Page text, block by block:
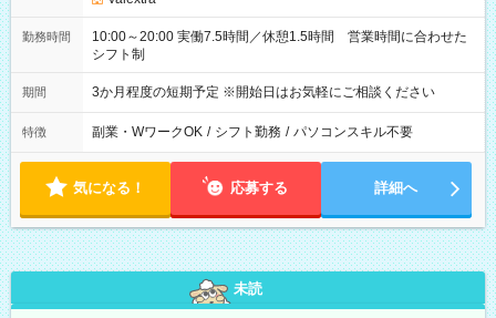
勤務時間
10:00～20:00 実働7.5時間／休憩1.5時間 営業時間に合わせた
シフト制
期間 3か月程度の短期予定 ※開始日はお気軽にご相談ください
特徴 副業・WワークOK / シフト勤務 / パソコンスキル不要
気になる！ 応募する 詳細へ
未読